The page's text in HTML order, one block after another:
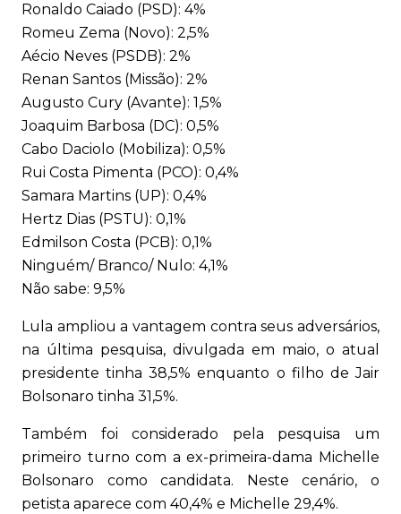
Ronaldo Caiado (PSD): 4%
Romeu Zema (Novo): 2,5%
Aécio Neves (PSDB): 2%
Renan Santos (Missão): 2%
Augusto Cury (Avante): 1,5%
Joaquim Barbosa (DC): 0,5%
Cabo Daciolo (Mobiliza): 0,5%
Rui Costa Pimenta (PCO): 0,4%
Samara Martins (UP): 0,4%
Hertz Dias (PSTU): 0,1%
Edmilson Costa (PCB): 0,1%
Ninguém/ Branco/ Nulo: 4,1%
Não sabe: 9,5%
Lula ampliou a vantagem contra seus adversários,
na última pesquisa, divulgada em maio, o atual
presidente tinha 38,5% enquanto o filho de Jair
Bolsonaro tinha 31,5%.
Também foi considerado pela pesquisa um
primeiro turno com a ex-primeira-dama Michelle
Bolsonaro como candidata. Neste cenário, o
petista aparece com 40,4% e Michelle 29,4%.